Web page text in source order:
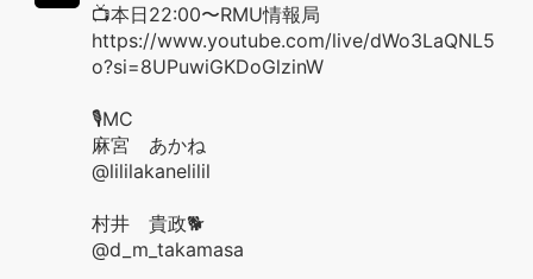
📺本日22:00〜RMU情報局
https://www.youtube.com/live/dWo3LaQNL5
o?si=8UPuwiGKDoGlzinW
🎙️MC
麻宮 あかね
@lililakanelilil
村井 貴政🐕
@d_m_takamasa